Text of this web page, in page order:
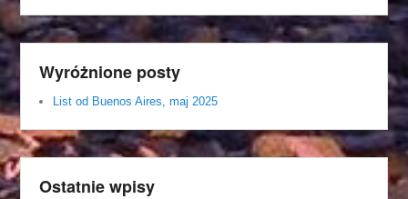
Wyróżnione posty
List od Buenos Aires, maj 2025
Ostatnie wpisy